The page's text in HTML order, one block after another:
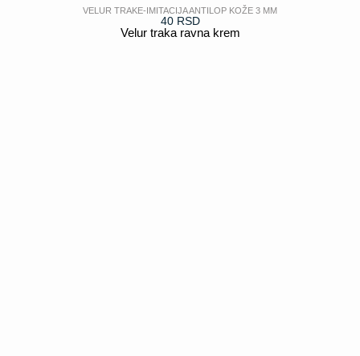
VELUR TRAKE-IMITACIJA ANTILOP KOŽE 3 MM
40 RSD
Velur traka ravna krem